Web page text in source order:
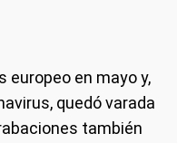
europeo en mayo y,
quedó varada
también